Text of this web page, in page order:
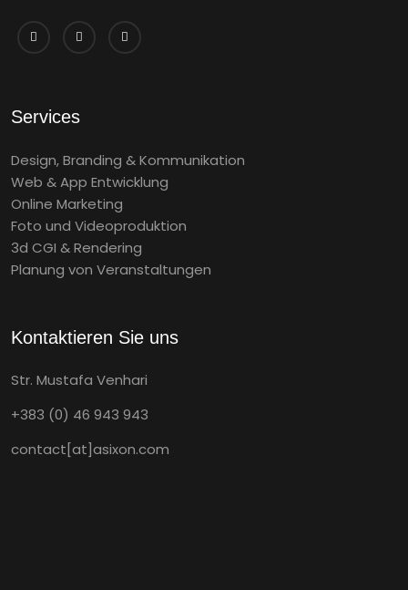
Services
Design, Branding & Kommunikation
Web & App Entwicklung
Online Marketing
Foto und Videoproduktion
3d CGI & Rendering
Planung von Veranstaltungen
Kontaktieren Sie uns
Str. Mustafa Venhari
+383 (0) 46 943 943
contact[at]asixon.com